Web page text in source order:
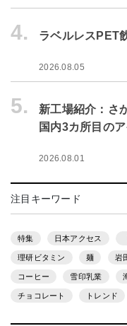
4. ラベルレスPET
2026.08.05
5.
新工場紹介：さ
国内3カ所目の
2026.08.01
注目キーワード
特集 日本アクセス
理研ビタミン 麺 岩
コーヒー 雪印乳業
チョコレート トレンド